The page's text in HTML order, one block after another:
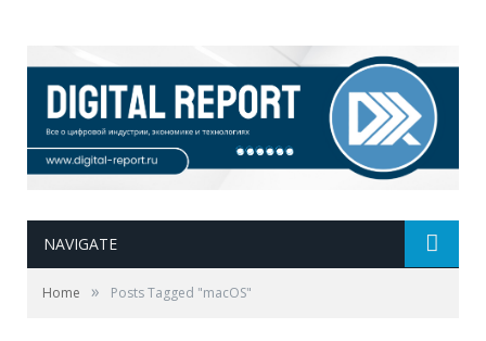
NAVIGATE
Home » Posts Tagged "macOS"